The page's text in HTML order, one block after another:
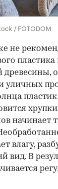
/ FOTODOM
не
пластика
древесины,
уличных
начинает
влагу,
вид. В